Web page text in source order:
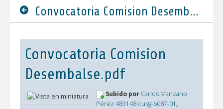
Convocatoria Comision Desembalse.pdf
Convocatoria Comision
Desembalse.pdf
Subido por Carlos Manzano
Pérez 483148 cusg-6087-01 ,